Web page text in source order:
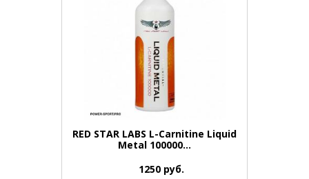
RED STAR LABS L-Carnitine Liquid
Metal 100000…
1250 руб.